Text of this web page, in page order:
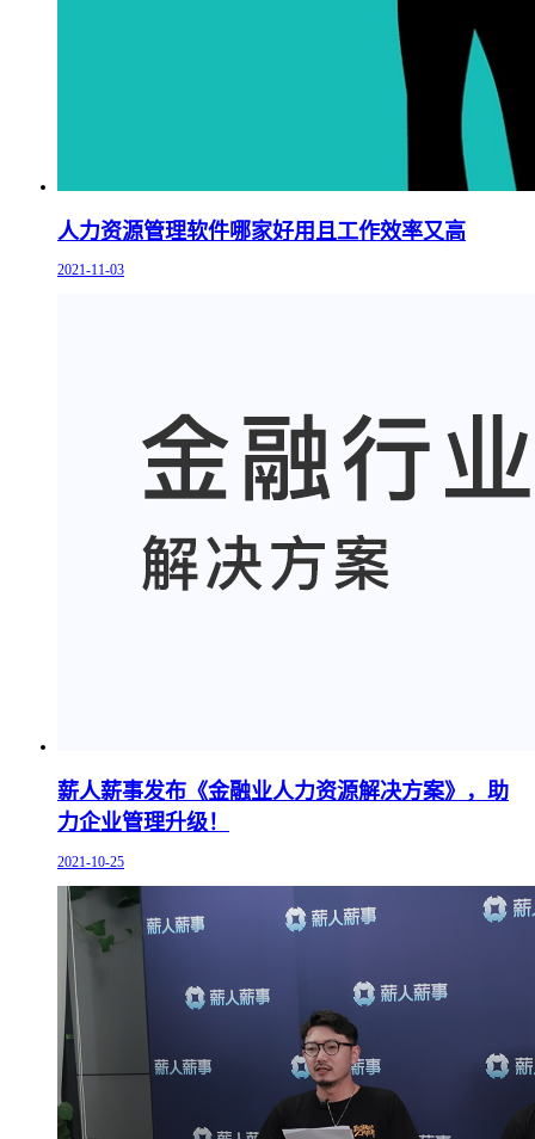
人力资源管理软件哪家好用且工作效率又高
2021-11-03
薪人薪事发布《金融业人力资源解决方案》，助
力企业管理升级！
2021-10-25